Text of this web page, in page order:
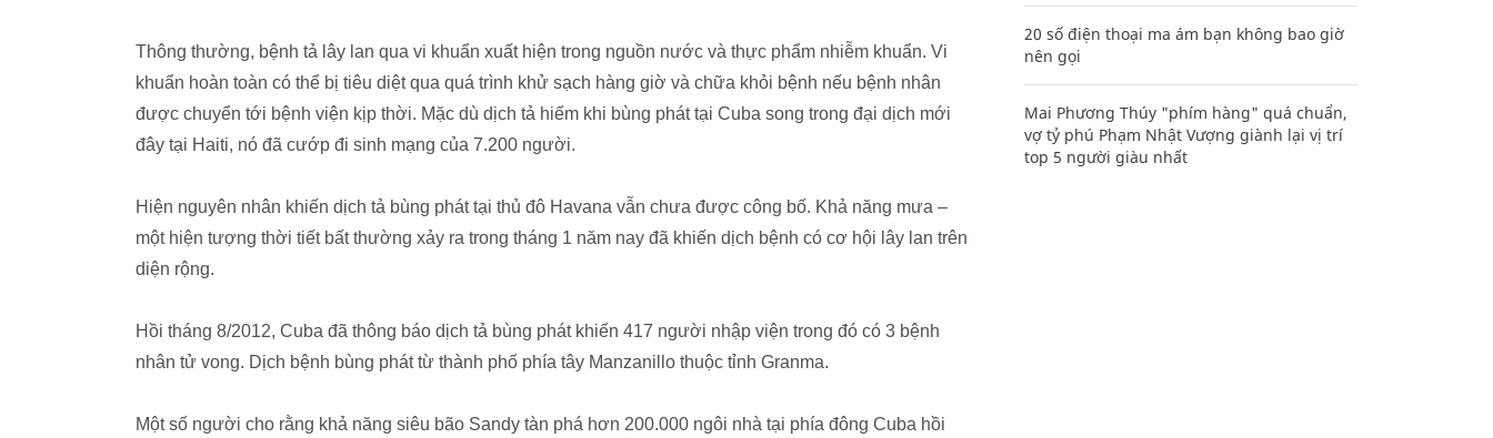
Thông thường, bệnh tả lây lan qua vi khuẩn xuất hiện trong nguồn nước và thực phẩm nhiễm khuẩn. Vi
khuẩn hoàn toàn có thể bị tiêu diệt qua quá trình khử sạch hàng giờ và chữa khỏi bệnh nếu bệnh nhân
được chuyển tới bệnh viện kịp thời. Mặc dù dịch tả hiếm khi bùng phát tại Cuba song trong đại dịch mới
đây tại Haiti, nó đã cướp đi sinh mạng của 7.200 người.
Hiện nguyên nhân khiến dịch tả bùng phát tại thủ đô Havana vẫn chưa được công bố. Khả năng mưa –
một hiện tượng thời tiết bất thường xảy ra trong tháng 1 năm nay đã khiến dịch bệnh có cơ hội lây lan trên
diện rộng.
Hồi tháng 8/2012, Cuba đã thông báo dịch tả bùng phát khiến 417 người nhập viện trong đó có 3 bệnh
nhân tử vong. Dịch bệnh bùng phát từ thành phố phía tây Manzanillo thuộc tỉnh Granma.
Một số người cho rằng khả năng siêu bão Sandy tàn phá hơn 200.000 ngôi nhà tại phía đông Cuba hồi
20 số điện thoại ma ám bạn không bao giờ
nên gọi
Mai Phương Thúy "phím hàng" quá chuẩn,
vợ tỷ phú Phạm Nhật Vượng giành lại vị trí
top 5 người giàu nhất